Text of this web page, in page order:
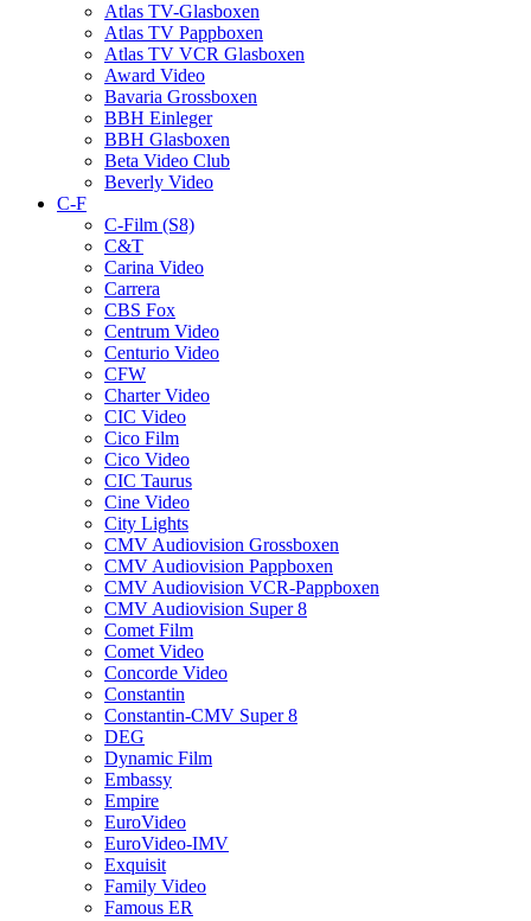
Atlas TV-Glasboxen
Atlas TV Pappboxen
Atlas TV VCR Glasboxen
Award Video
Bavaria Grossboxen
BBH Einleger
BBH Glasboxen
Beta Video Club
Beverly Video
C-F
C-Film (S8)
C&T
Carina Video
Carrera
CBS Fox
Centrum Video
Centurio Video
CFW
Charter Video
CIC Video
Cico Film
Cico Video
CIC Taurus
Cine Video
City Lights
CMV Audiovision Grossboxen
CMV Audiovision Pappboxen
CMV Audiovision VCR-Pappboxen
CMV Audiovision Super 8
Comet Film
Comet Video
Concorde Video
Constantin
Constantin-CMV Super 8
DEG
Dynamic Film
Embassy
Empire
EuroVideo
EuroVideo-IMV
Exquisit
Family Video
Famous ER